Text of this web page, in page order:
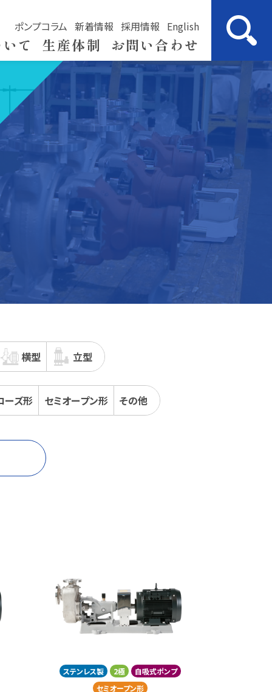
ポンプコラム 新着情報 採用情報 English
て 生産体制 お問い合わせ
横型 立型
ーズ形 セミオープン形 その他
ステンレス製 2極
自吸式ポンプ
セミオープン形